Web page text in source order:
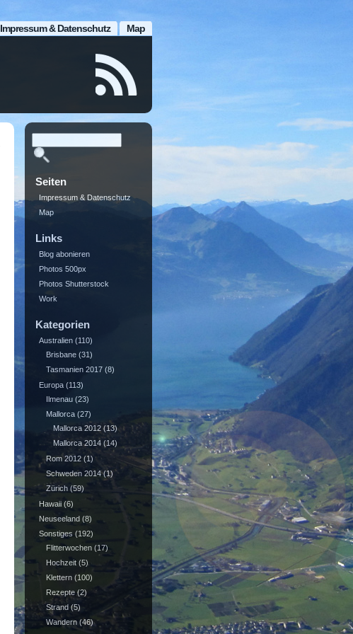
Map
Impressum & Datenschutz
Seiten
Impressum & Datenschutz
Map
Links
Blog abonieren
Photos 500px
Photos Shutterstock
Work
Kategorien
Australien(110)
Brisbane(31)
Tasmanien 2017(8)
Europa(113)
Ilmenau(23)
Mallorca(27)
Mallorca 2012(13)
Mallorca 2014(14)
Rom 2012(1)
Schweden 2014(1)
Zürich(59)
Hawaii(6)
Neuseeland(8)
Sonstiges (192)
Flitterwochen(17)
Hochzeit(5)
Klettern(100)
Rezepte(2)
Strand(5)
Wandern(46)